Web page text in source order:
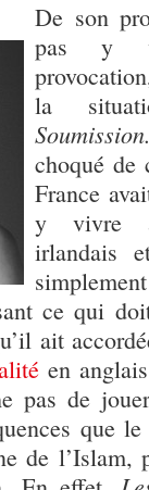
De son
pas y
la
choqué de
France
y vivre
irlandais
ce qui
ait
en
pas de
que
de